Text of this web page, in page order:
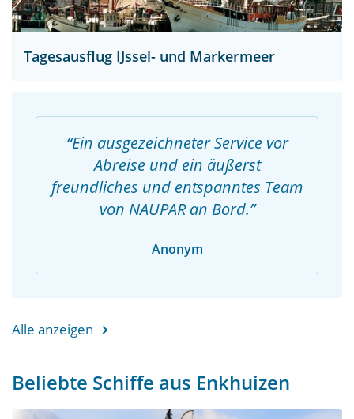
Tagesausflug IJssel- und Markermeer
Ein ausgezeichneter Service vor
Abreise und ein äußerst
freundliches und entspanntes Team
von NAUPAR an Bord.
Anonym
Alle anzeigen
Beliebte Schiffe aus Enkhuizen